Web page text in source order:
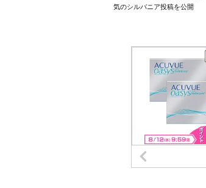
気のシルバニア投稿を公開